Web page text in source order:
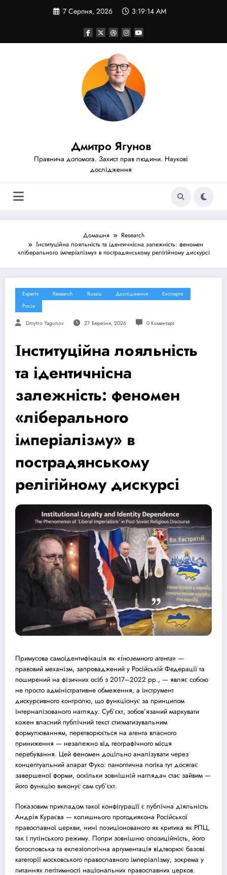
7 Серпня, 2026 3:19:16 AM
Дмитро Ягунов
Правнича допомога. Захист прав людини. Наукові
дослідження
Домашня
Research
Інституційна лояльність та ідентичнісна залежність: феномен
«ліберального імперіалізму» в пострадянському релігійному дискурсі
Experts Research Russia Дослідження
Експерти
Росія
Dmytro Yagunov 27 Березня, 2026 0 Коментарі
Інституційна лояльність
та ідентичнісна
залежність: феномен
«ліберального
імперіалізму» в
пострадянському
релігійному дискурсі
Примусова самоідентифікація як «іноземного агента» —
правовий механізм, запроваджений у Російській Федерації та
поширений на фізичних осіб з 2017–2022 рр., — являє собою
не просто адміністративне обмеження, а інструмент
дискурсивного контролю, що функціонує за принципом
інтерналізованого нагляду. Суб’єкт, зобов’язаний маркувати
кожен власний публічний текст стигматизувальним
формулюванням, перетворюється на агента власного
приниження — незалежно від географічного місця
перебування. Цей феномен доцільно аналізувати через
концептуальний апарат Фуко: паноптична логіка тут досягає
завершеної форми, оскільки зовнішній наглядач стає зайвим —
його функцію виконує сам суб’єкт.
Показовим прикладом такої конфігурації є публічна діяльність
Андрія Кураєва — колишнього протодиякона Російської
православної церкви, нині позиціонованого як критика як РПЦ,
так і путінського режиму. Попри зовнішню опозиційність, його
богословська та еклезіологічна аргументація відтворює базові
категорії московського православного імперіалізму, зокрема у
питаннях легітимності національних православних церков.